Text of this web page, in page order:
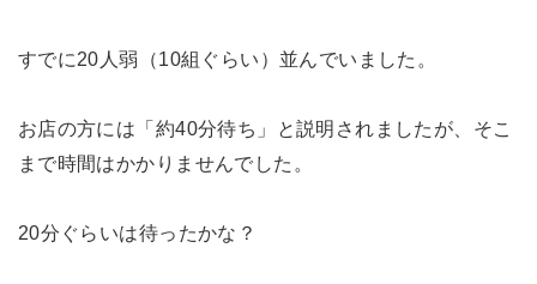
すでに20人弱（10組ぐらい）並んでいました。
お店の方には「約40分待ち」と説明されましたが、そこ
まで時間はかかりませんでした。
20分ぐらいは待ったかな？